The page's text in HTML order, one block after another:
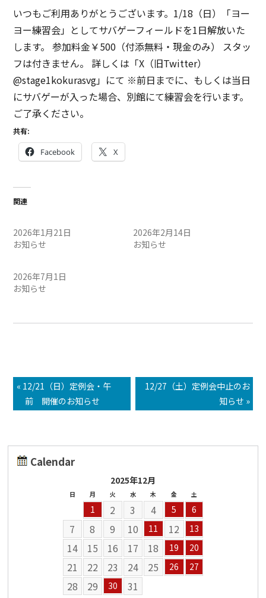
いつもご利用ありがとうございます。1/18（日）「ヨー
ヨー練習会」としてサバゲーフィールドを1日解放いた
します。 参加料金￥500（付添無料・現金のみ） スタッ
フは付きません。 詳しくは「X（旧Twitter）
@stage1kokurasvg」にて ※前日までに、もしくは当日
にサバゲーが入った場合、別館にて練習会を行います。
ご了承ください。
共有:
Facebook X
関連
2026年1月21日
お知らせ
2026年2月14日
お知らせ
2026年7月1日
お知らせ
« 12/21（日）定例会・午
前 開催のお知らせ
12/27（土）定例会中止のお
知らせ »
Calendar
2025年12月
日 月 火 水 木 金 土
1 2 3 4 5 6
7 8 9 10 11 12 13
14 15 16 17 18 19 20
21 22 23 24 25 26 27
28 29 30 31